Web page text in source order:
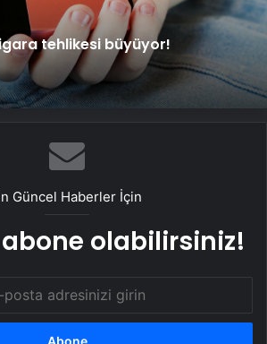
tehlikesi büyüyor!
Güncel Haberler İçin
olabilirsiniz!